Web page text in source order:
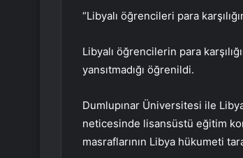
“Libyalı öğrencileri para
Libyalı öğrencilerin para
yansıtmadığı öğrenildi.
Dumlupınar Üniversitesi ile
neticesinde lisansüstü eğitim
masraflarının Libya hükumeti